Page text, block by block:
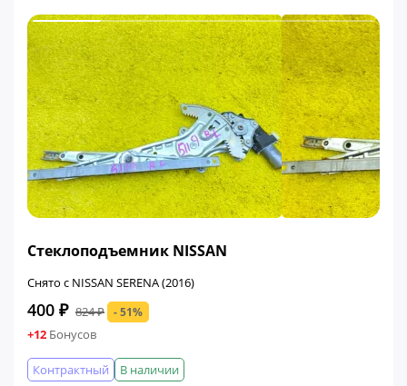
Стеклоподъемник NISSAN
Снято с NISSAN SERENA (2016)
400 ₽ 824 ₽ - 51%
+12 Бонусов
В наличии
Контрактный